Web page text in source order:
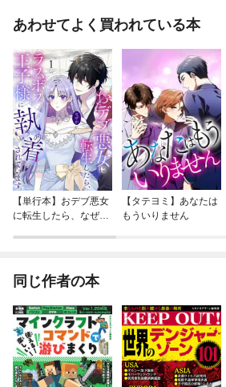
あわせてよく買われている本
【単行本】おデブ悪女
に転生したら、なぜか
【タテヨミ】あなたは
もういりません
同じ作者の本